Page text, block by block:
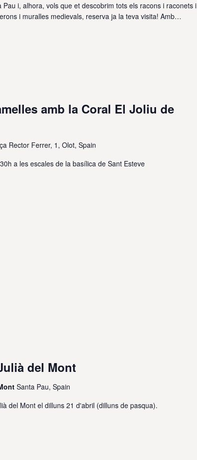
i, alhora, vols que et descobrim tots els racons i raconets i
i muralles medievals, reserva ja la teva visita! Amb…
amb la Coral El Joliu de
Rector Ferrer, 1, Olot, Spain
a les escales de la basílica de Sant Esteve
del Mont
Santa Pau, Spain
del Mont el dilluns 21 d'abril (dilluns de pasqua).